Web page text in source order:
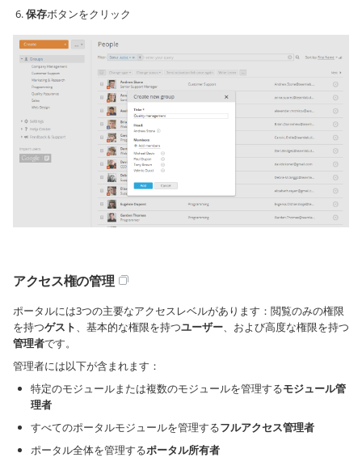
保存ボタンをクリック
アクセス権の管理
ポータルには3つの主要なアクセスレベルがあります：閲覧のみの権限
を持つゲスト、基本的な権限を持つユーザー、および高度な権限を持つ
管理者です。
管理者には以下が含まれます：
特定のモジュールまたは複数のモジュールを管理するモジュール管
理者
すべてのポータルモジュールを管理するフルアクセス管理者
ポータル全体を管理するポータル所有者